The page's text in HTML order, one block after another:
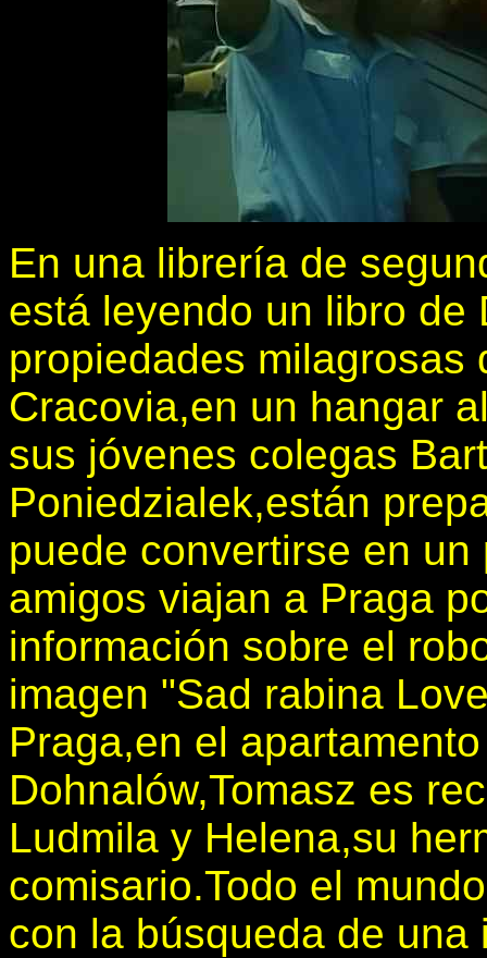
En una librería de
está leyendo un libro de
propiedades milagrosas
Cracovia,en un hangar
sus jóvenes colegas
Poniedzialek,están
puede convertirse en
amigos viajan a Praga
información sobre el
imagen "Sad rabina
Praga,en el
Dohnalów,Tomasz es
Ludmila y Helena,su
comisario.Todo el
con la búsqueda de